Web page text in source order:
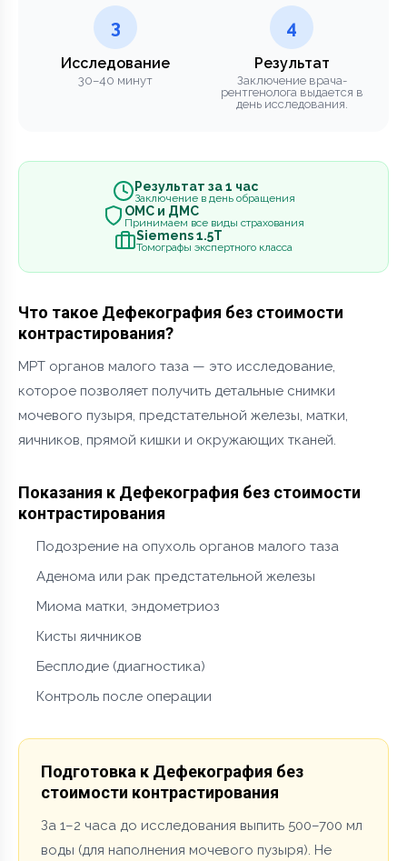
3
Исследование
30–40 минут
4
Результат
Заключение врача-
рентгенолога выдается в
день исследования.
Результат за 1 час
Заключение в день обращения
ОМС и ДМС
Принимаем все виды страхования
Siemens 1.5Т
Томографы экспертного класса
Что такое Дефекография без стоимости
контрастирования?
МРТ органов малого таза — это исследование,
которое позволяет получить детальные снимки
мочевого пузыря, предстательной железы, матки,
яичников, прямой кишки и окружающих тканей.
Показания к Дефекография без стоимости
контрастирования
Подозрение на опухоль органов малого таза
Аденома или рак предстательной железы
Миома матки, эндометриоз
Кисты яичников
Бесплодие (диагностика)
Контроль после операции
Подготовка к Дефекография без
стоимости контрастирования
За 1–2 часа до исследования выпить 500–700 мл
воды (для наполнения мочевого пузыря). Не